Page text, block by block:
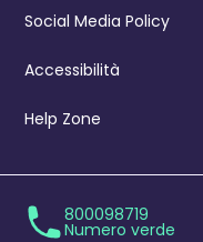
Social Media Policy
Accessibilità
Help Zone
800098719
Numero verde